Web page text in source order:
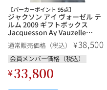
【パーカーポイント 95点】
ジャクソン アイ ヴォーゼル テ
ルム 2009 ギフトボックス
Jacquesson Ay Vauzelle
Terme フランス シャンパン シ
ャンパーニュ
通常販売価格（税込） ¥38,500
会員メンバー価格（税込）
¥33,800